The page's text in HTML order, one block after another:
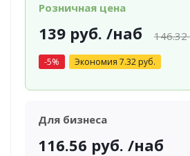
Розничная цена
139руб. /наб 146.32
-5% Экономия 7.32руб.
Для бизнеса
116.56 руб. /наб